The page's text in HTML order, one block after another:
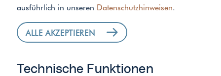
ausführlich in unseren Datenschutzhinweisen.
ALLE AKZEPTIEREN
Technische Funktionen